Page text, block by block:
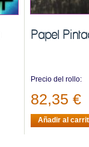
Papel
Precio del rollo:
82,35 €
Añadir al